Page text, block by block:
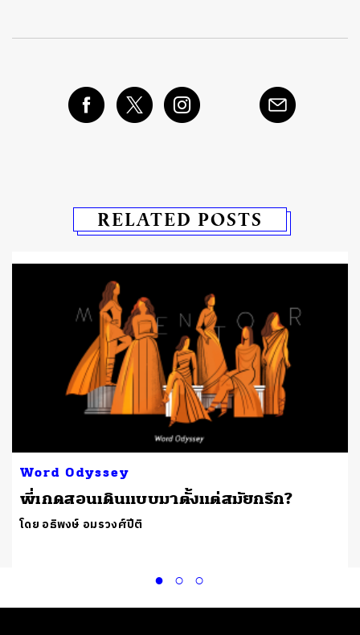
RELATED POSTS
Word Odyssey
พี่เกดสอนเดินแบบมาตั้งแต่สมัยกรีก?
โดย อธิพงษ์ อมรวงศ์ปีติ